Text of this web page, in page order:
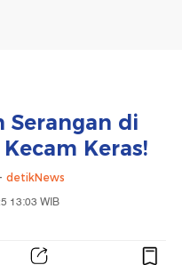
Serangan di
Keras!
detikNews
13:03 WIB